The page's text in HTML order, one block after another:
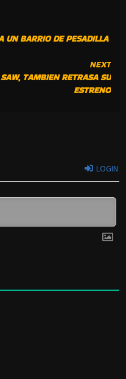
UN BARRIO DE PESADILLA
NEXT
TAMBIEN RETRASA SU
ESTRENO
LOGIN